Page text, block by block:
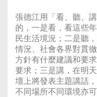
張德江用「看、聽、
的，一是看，看這些
民生活境況；二是聽
情況、社會各界對貫
方針有什麼建議和要
要求；三是講，在明
壇上將發表主題講話
不同場所不同環境亦